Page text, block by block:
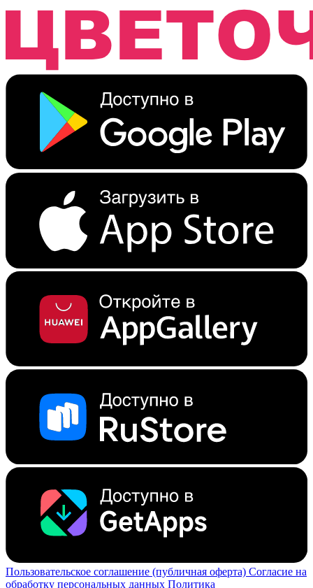
Пользовательское соглашение (публичная оферта) Согласие на
обработку персональных данных Политика